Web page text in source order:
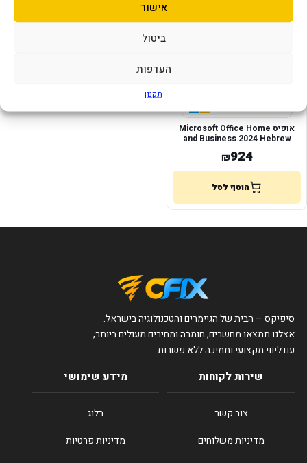
אישור
ביטול
העדפות
תקנון
אופיס Microsoft Office Home
and Business 2024 Hebrew
Middle East
₪924
הוסף לסל
סיפיקס – הבית של הגיימרים והטכנולוגיה בישראל.
אצלנו תמצאו מחשבים, חומרה ומחירים מעולים ביותר,
עם ליווי מקצועי ותמיכה ללא פשרות.
שירות לקוחות
צור קשר
מדיניות משלוחים
מידע שימושי
בלוג
מדיניות פרטיות